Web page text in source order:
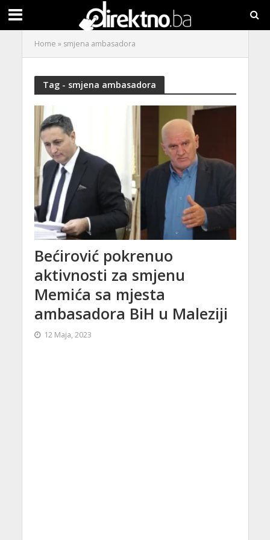
Home » smjena ambasadora
Tag - smjena ambasadora
Bećirović pokrenuo
aktivnosti za smjenu
Memića sa mjesta
ambasadora BiH u Maleziji
12 Maja, 2023